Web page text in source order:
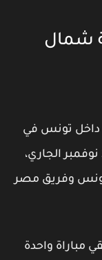
شمال
تونس في
تكون ما بين 13 نوفمبر وحتى 22 نوفمبر الجاري،
وفريق مصر
واحدة